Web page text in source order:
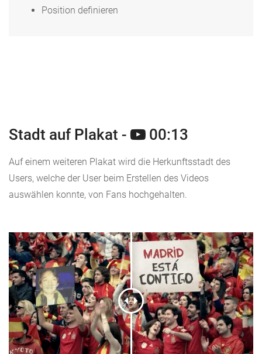
Position definieren
Stadt auf Plakat - 00:13
Auf einem weiteren Plakat wird die Herkunftsstadt des
Users, welche der User beim Erstellen des Videos
auswählen konnte, von Fans hochgehalten.